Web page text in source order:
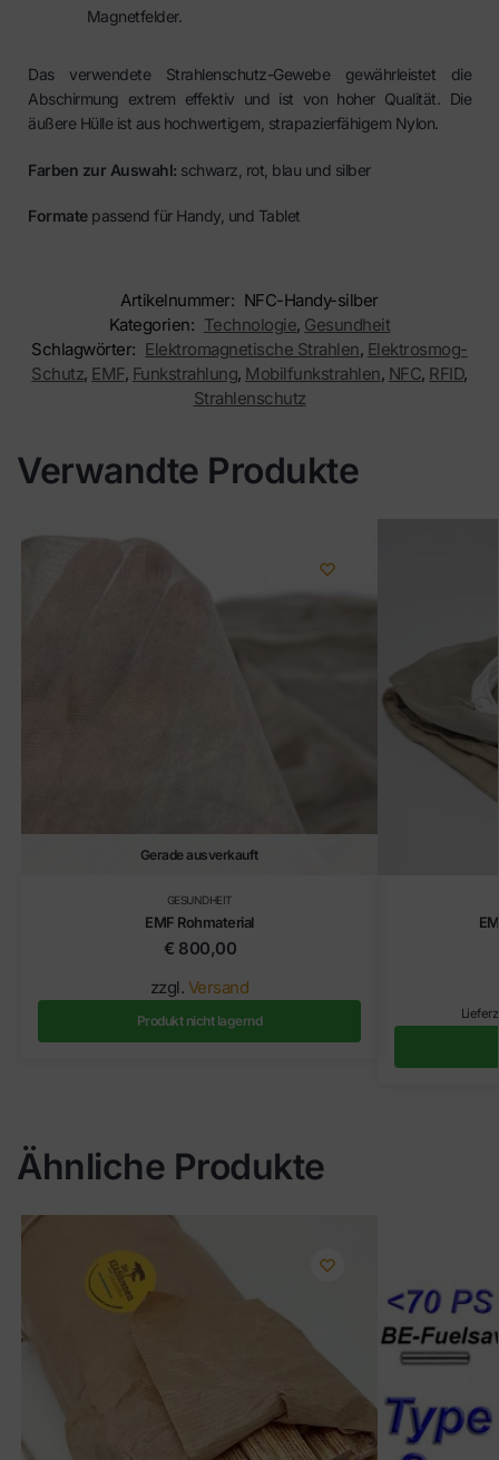
Magnetfelder.
Das verwendete Strahlenschutz-Gewebe gewährleistet die
Abschirmung extrem effektiv und ist von hoher Qualität. Die
äußere Hülle ist aus hochwertigem, strapazierfähigem Nylon.
Farben zur Auswahl: schwarz, rot, blau und silber
Formatepassend für Handy, und Tablet
Artikelnummer: NFC-Handy-silber
Kategorien: Technologie, Gesundheit
Schlagwörter: Elektromagnetische Strahlen, Elektrosmog-
Schutz, EMF, Funkstrahlung, Mobilfunkstrahlen, NFC, RFID,
Strahlenschutz
Verwandte Produkte
Gerade ausverkauft
GESUNDHEIT
EMF Rohmaterial
€ 800,00
zzgl. Versand
Produkt nicht lagernd
Ähnliche Produkte